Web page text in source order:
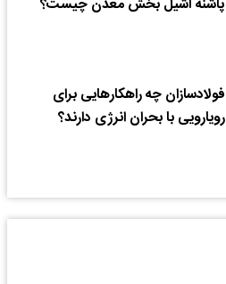
پاشنه آشیل بخش معدن چیست؟
فولادسازان چه راهکارهایی برای
رویارویی با بحران انرژی دارند؟